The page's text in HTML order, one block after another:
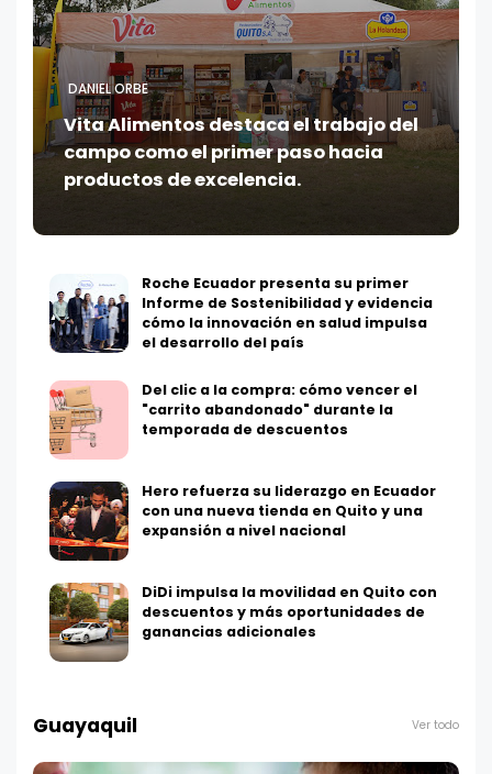
DANIEL ORBE
Vita Alimentos destaca el trabajo del
campo como el primer paso hacia
productos de excelencia.
Roche Ecuador presenta su primer
Informe de Sostenibilidad y evidencia
cómo la innovación en salud impulsa
el desarrollo del país
Del clic a la compra: cómo vencer el
"carrito abandonado" durante la
temporada de descuentos
Hero refuerza su liderazgo en Ecuador
con una nueva tienda en Quito y una
expansión a nivel nacional
DiDi impulsa la movilidad en Quito con
descuentos y más oportunidades de
ganancias adicionales
Guayaquil Ver todo